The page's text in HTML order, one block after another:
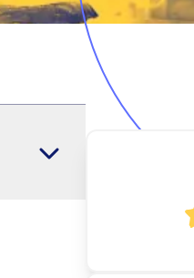
Operators
voor